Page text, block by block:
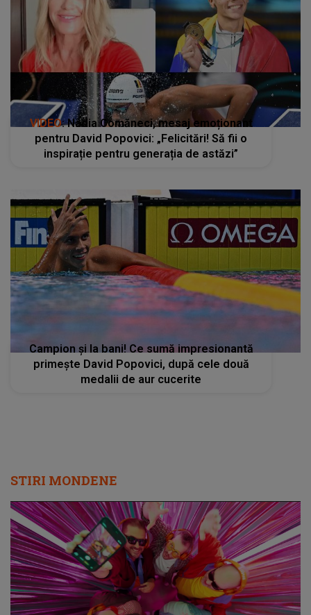
VIDEO: Nadia Comăneci, mesaj emoționant
pentru David Popovici: „Felicitări! Să fii o
inspirație pentru generația de astăzi”
Campion şi la bani! Ce sumă impresionantă
primeşte David Popovici, după cele două
medalii de aur cucerite
STIRI MONDENE